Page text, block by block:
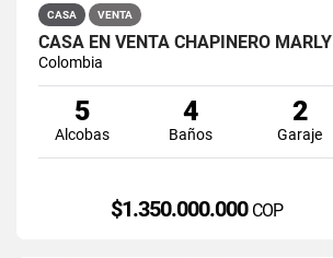
CASA VENTA
CASA EN VENTA CHAPINERO MARLY
Colombia
5
Alcobas
4
Baños
2
Garaje
$1.350.000.000 COP